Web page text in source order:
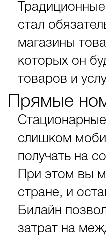
стал
магазины
которых он
товаров и
Прямые
слишком
получать на
При этом вы
стране, и
Билайн
затрат на